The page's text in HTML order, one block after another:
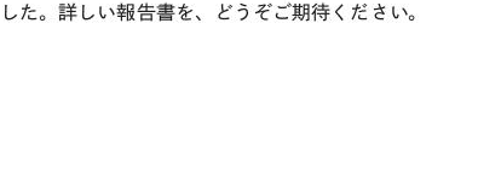
した。詳しい報告書を、どうぞご期待ください。